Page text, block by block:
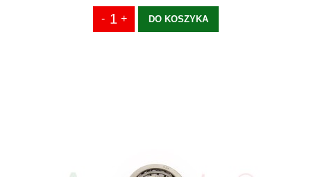
DO KOSZYKA